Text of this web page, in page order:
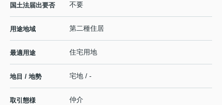
国土法届出要否 不要
用途地域 第二種住居
最適用途 住宅用地
地目 / 地勢 宅地 / -
取引態様 仲介